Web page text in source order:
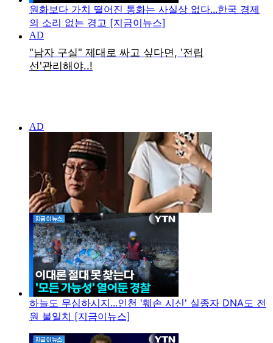
원화보다 가치 떨어진 통화는 사실상 없다...한국 경제
의 소리 없는 경고 [지금이뉴스]
하늘도 무심하시지...인천 '훼손 시신' 실종자 DNA도 전
원 불일치 [지금이뉴스]